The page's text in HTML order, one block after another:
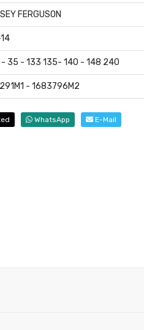
FERGUSON
35 - 133 135- 140 - 148 240
- 1683796M2
WhatsApp E-Mail